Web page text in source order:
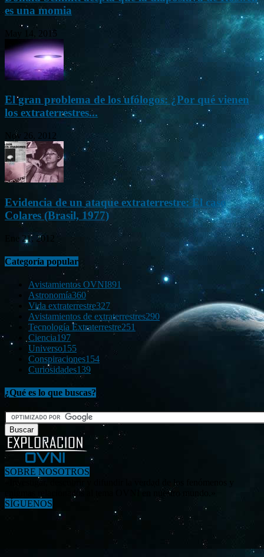
es una momia
May 14, 2015
El gran problema de los ufólogos: ¿Por qué vienen
los extraterrestres...
Nov 26, 2012
Evidencia de un ataque extraterrestre: El caso
Colares (Brasil, 1977)
Ene 21, 2012
Categoría popular
Avistamientos OVNI891
Astronomía360
Vida extraterrestre327
Avistamientos de extraterrestres290
Tecnología Extraterrestre251
Ciencia197
Universo155
Conspiraciones154
Curiosidades139
¿Qué es lo que buscas?
SOBRE NOSOTROS
«Investigar, descubrir y difundir la verdad de los fenómenos y
enigmas relacionados al tema OVNI en nuestro mundo.»
SÍGUENOS